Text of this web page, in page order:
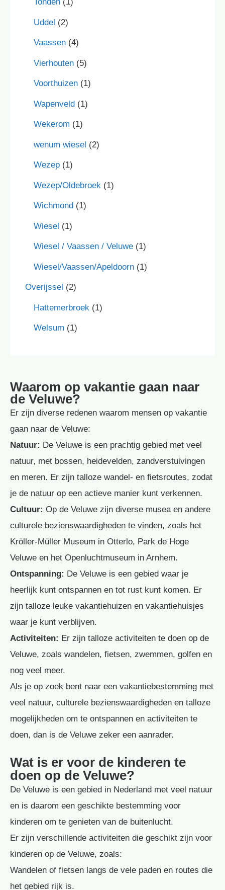
Uddel (2)
Vaassen (4)
Vierhouten (5)
Voorthuizen (1)
Wapenveld (1)
Wekerom (1)
wenum wiesel (2)
Wezep (1)
Wezep/Oldebroek (1)
Wichmond (1)
Wiesel (1)
Wiesel / Vaassen / Veluwe (1)
Wiesel/Vaassen/Apeldoorn (1)
Overijssel (2)
Hattemerbroek (1)
Welsum (1)
Waarom op vakantie gaan naar
de Veluwe?
Er zijn diverse redenen waarom mensen op vakantie
gaan naar de Veluwe:
Natuur: De Veluwe is een prachtig gebied met veel
natuur, met bossen, heidevelden, zandverstuivingen
en meren. Er zijn talloze wandel- en fietsroutes, zodat
je de natuur op een actieve manier kunt verkennen.
Cultuur: Op de Veluwe zijn diverse musea en andere
culturele bezienswaardigheden te vinden, zoals het
Kröller-Müller Museum in Otterlo, Park de Hoge
Veluwe en het Openluchtmuseum in Arnhem.
Ontspanning: De Veluwe is een gebied waar je
heerlijk kunt ontspannen en tot rust kunt komen. Er
zijn talloze leuke vakantiehuizen en vakantiehuisjes
waar je kunt verblijven.
Activiteiten: Er zijn talloze activiteiten te doen op de
Veluwe, zoals wandelen, fietsen, zwemmen, golfen en
nog veel meer.
Als je op zoek bent naar een vakantiebestemming met
veel natuur, culturele bezienswaardigheden en talloze
mogelijkheden om te ontspannen en activiteiten te
doen, dan is de Veluwe zeker een aanrader.
Wat is er voor de kinderen te
doen op de Veluwe?
De Veluwe is een gebied in Nederland met veel natuur
en is daarom een geschikte bestemming voor
kinderen om te genieten van de buitenlucht.
Er zijn verschillende activiteiten die geschikt zijn voor
kinderen op de Veluwe, zoals:
Wandelen of fietsen langs de vele paden en routes die
het gebied rijk is.